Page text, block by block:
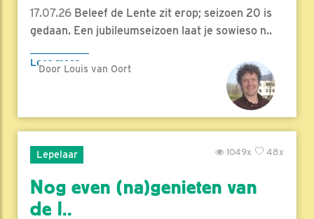
17.07.26 Beleef de Lente zit erop; seizoen 20 is
gedaan. Een jubileumseizoen laat je sowieso n..
Lees meer
Door Louis van Oort
Lepelaar 48x
1049x
Nog even (na)genieten van
de l..